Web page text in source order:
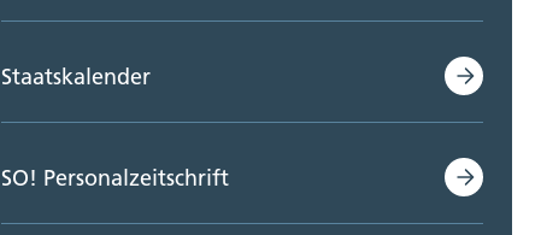
Staatskalender
SO! Personalzeitschrift